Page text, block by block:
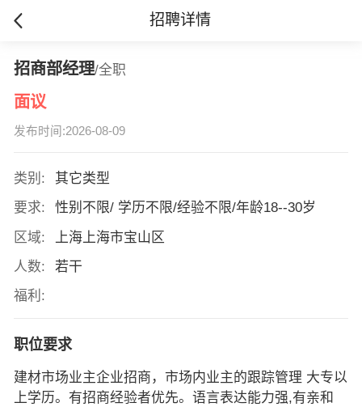
招聘详情
招商部经理/全职
面议
发布时间:2026-08-09
类别:
其它类型
要求:
性别不限/ 学历不限/经验不限/年龄18--30岁
区域:
上海上海市宝山区
人数:
若干
福利:
职位要求
建材市场业主企业招商，市场内业主的跟踪管理 大专以
上学历。有招商经验者优先。语言表达能力强,有亲和